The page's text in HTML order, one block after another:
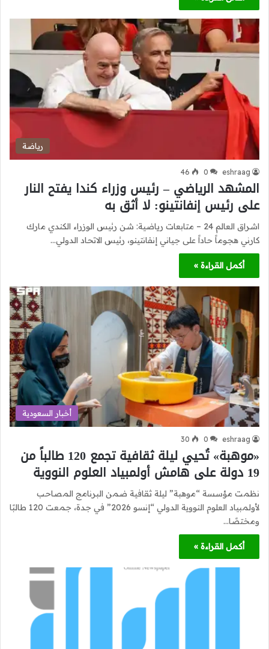
رياضة
eshraag
0
46
المشهد الرياضي – رئيس وزراء كندا يفتح النار
على رئيس إنفانتينو: لا أثق به
اشراق العالم 24 – متابعات رياضية: شن رئيس الوزراء الكندي مارك
كارني هجوماً حاداً على جياني إنفانتينو، رئيس الاتحاد الدولي…
أكمل القراءة »
أخبار السعودية
eshraag
0
30
«موهبة» تُحيي ليلة ثقافية تجمع 120 طالباً من
19 دولة على هامش أولمبياد العلوم النووية
نظمت مؤسسة “موهبة” ليلة ثقافية ضمن البرنامج المصاحب
لأولمبياد العلوم النووية الدولي “إنسو 2026” في جدة، جمعت 120 طالبًا
ومختصًا…
أكمل القراءة »